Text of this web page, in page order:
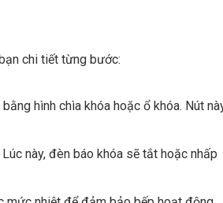
chi tiết từng bước:
hình chìa khóa hoặc ổ khóa. Nút
này, đèn báo khóa sẽ tắt hoặc nhấp